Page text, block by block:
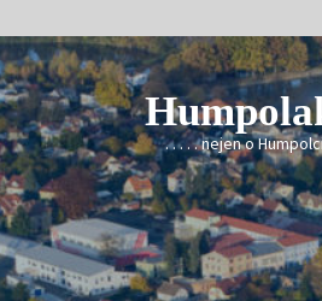
. . . . . nejen o